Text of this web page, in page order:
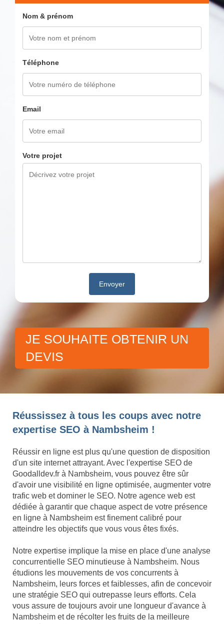
Nom & prénom
Téléphone
Email
Votre projet
JE SOUHAITE OBTENIR UN
DEVIS
Réussissez à tous les coups avec notre
expertise SEO à Nambsheim !
Réussir en ligne est plus qu'une question de disposition
d'un site internet attrayant. Avec l'expertise SEO de
Goodalldev.fr à Nambsheim, vous pouvez être sûr
d'avoir une visibilité en ligne optimisée, augmenter votre
trafic web et dominer le SEO. Notre agence web est
dédiée à garantir que chaque aspect de votre présence
en ligne à Nambsheim est finement calibré pour
atteindre les objectifs que vous vous êtes fixés.
Notre expertise implique la mise en place d'une analyse
concurrentielle SEO minutieuse à Nambsheim. Nous
étudions les mouvements de vos concurrents à
Nambsheim, leurs forces et faiblesses, afin de concevoir
une stratégie SEO qui outrepasse leurs efforts. Cela
vous assure de toujours avoir une longueur d'avance à
Nambsheim et de récolter les fruits de la meilleure